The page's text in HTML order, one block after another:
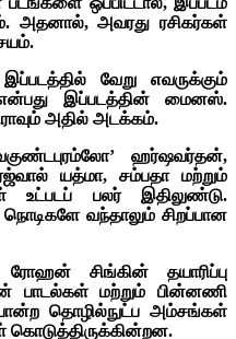
அதனால், அவரது ரசிகர்கள்
வேறு எவருக்கும்
என்பது இப்படத்தின் மைனஸ்.
அதில் அடக்கம்.
ஹர்ஷவர்தன்,
யத்மா, சம்பதா மற்றும்
உட்படப் பலர் இதிலுண்டு.
வந்தாலும் சிறப்பான
ரோஹன் சிங்கின் தயாரிப்பு
பாடல்கள் மற்றும் பின்னணி
தொழில்நுட்ப அம்சங்கள்